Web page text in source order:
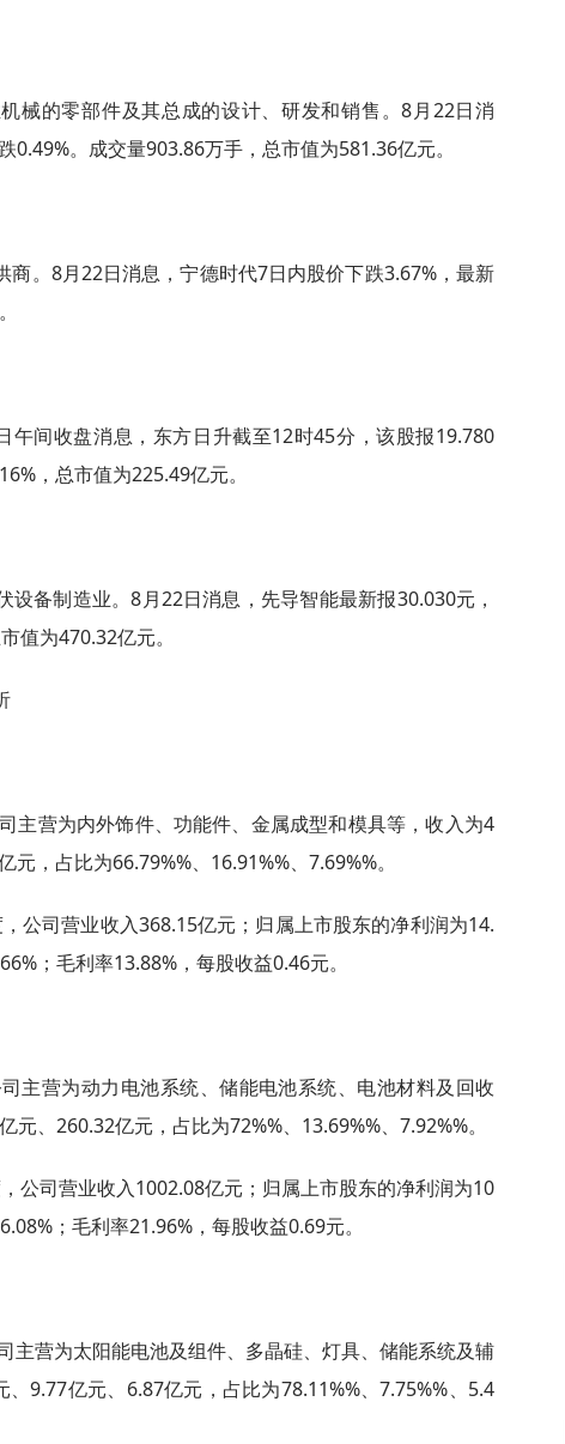
械的零部件及其总成的设计、研发和销售。8月22日消
。成交量903.86万手，总市值为581.36亿元。
商。8月22日消息，宁德时代7日内股价下跌3.67%，最新
午间收盘消息，东方日升截至12时45分，该股报19.780
，总市值为225.49亿元。
设备制造业。8月22日消息，先导智能最新报30.030元，
值为470.32亿元。
主营为内外饰件、功能件、金属成型和模具等，收入为4
，占比为66.79%%、16.91%%、7.69%%。
公司营业收入368.15亿元；归属上市股东的净利润为14.
；毛利率13.88%，每股收益0.46元。
主营为动力电池系统、储能电池系统、电池材料及回收
、260.32亿元，占比为72%%、13.69%%、7.92%%。
公司营业收入1002.08亿元；归属上市股东的净利润为10
；毛利率21.96%，每股收益0.69元。
主营为太阳能电池及组件、多晶硅、灯具、储能系统及辅
9.77亿元、6.87亿元，占比为78.11%%、7.75%%、5.4